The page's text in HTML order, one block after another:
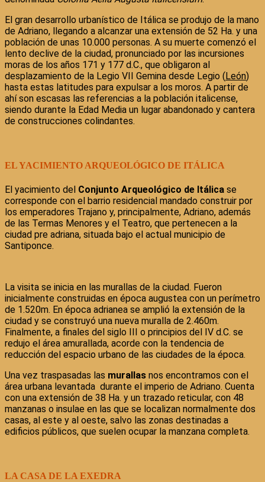
El gran desarrollo urbanístico de Itálica se produjo de la mano
de Adriano, llegando a alcanzar una extensión de 52 Ha. y una
población de unas 10.000 personas. A su muerte comenzó el
lento declive de la ciudad, pronunciado por las incursiones
moras de los años 171 y 177 d.C., que obligaron al
desplazamiento de la Legio VII Gemina desde Legio (León)
hasta estas latitudes para expulsar a los moros. A partir de
ahí son escasas las referencias a la población italicense,
siendo durante la Edad Media un lugar abandonado y cantera
de construcciones colindantes.
EL YACIMIENTO ARQUEOLÓGICO DE ITÁLICA
El yacimiento del Conjunto Arqueológico de Itálica se
corresponde con el barrio residencial mandado construir por
los emperadores Trajano y, principalmente, Adriano, además
de las Termas Menores y el Teatro, que pertenecen a la
ciudad pre adriana, situada bajo el actual municipio de
Santiponce.
La visita se inicia en las murallas de la ciudad. Fueron
inicialmente construidas en época augustea con un perímetro
de 1.520m. En época adrianea se amplió la extensión de la
ciudad y se construyó una nueva muralla de 2.460m.
Finalmente, a finales del siglo III o principios del IV d.C. se
redujo el área amurallada, acorde con la tendencia de
reducción del espacio urbano de las ciudades de la época.
Una vez traspasadas las murallas nos encontramos con el
área urbana levantada durante el imperio de Adriano. Cuenta
con una extensión de 38 Ha. y un trazado reticular, con 48
manzanas o insulae en las que se localizan normalmente dos
casas, al este y al oeste, salvo las zonas destinadas a
edificios públicos, que suelen ocupar la manzana completa.
LA CASA DE LA EXEDRA